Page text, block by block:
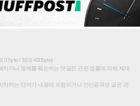
0 byte / 최대 400byte)
하거나 명예를 훼손하는 댓글은 관련 법률에 의해 제재
하하는 단어가 내용에 포함되거나 인신공격성 글은 관